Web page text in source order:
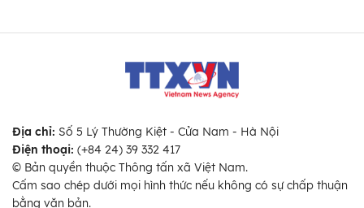
Địa chỉ: Số 5 Lý Thường Kiệt - Cửa Nam - Hà Nội
Điện thoại: (+84 24) 39 332 417
© Bản quyền thuộc Thông tấn xã Việt Nam.
Cấm sao chép dưới mọi hình thức nếu không có sự chấp thuận
bằng văn bản.